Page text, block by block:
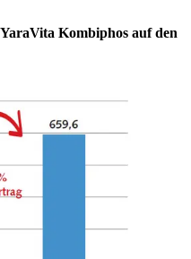
Kombiphos auf den